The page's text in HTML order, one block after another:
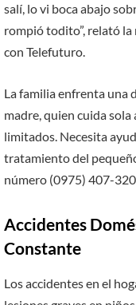
salí, lo vi boca abajo
rompió todito”, relató
con Telefuturo.
La familia enfrenta una
madre, quien cuida
limitados. Necesita
tratamiento del
número (0975) 407-
Accidentes
Constante
Los accidentes en el